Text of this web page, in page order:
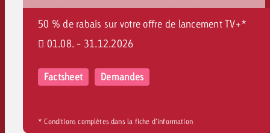
50 % de rabais sur votre offre de lancement TV+*
01.08. - 31.12.2026
Factsheet Demandes
* Conditions complètes dans la fiche d’information